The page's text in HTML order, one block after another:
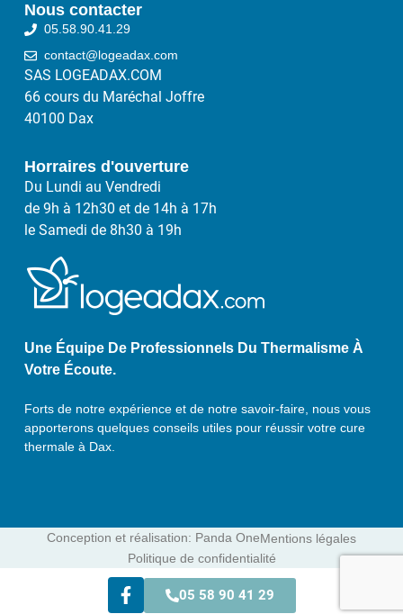
Une Équipe De Professionnels Du Thermalisme À
Votre Écoute.
Forts de notre expérience et de notre savoir-faire, nous vous
apporterons quelques conseils utiles pour réussir votre cure
thermale à Dax.
Nous contacter
05.58.90.41.29
contact@logeadax.com
SAS LOGEADAX.COM
66 cours du Maréchal Joffre
40100 Dax
Horraires d'ouverture
Du Lundi au Vendredi
de 9h à 12h30 et de 14h à 17h
le Samedi de 8h30 à 19h
Conception et réalisation: Panda OneMentions légales
Politique de confidentialité
05 58 90 41 29